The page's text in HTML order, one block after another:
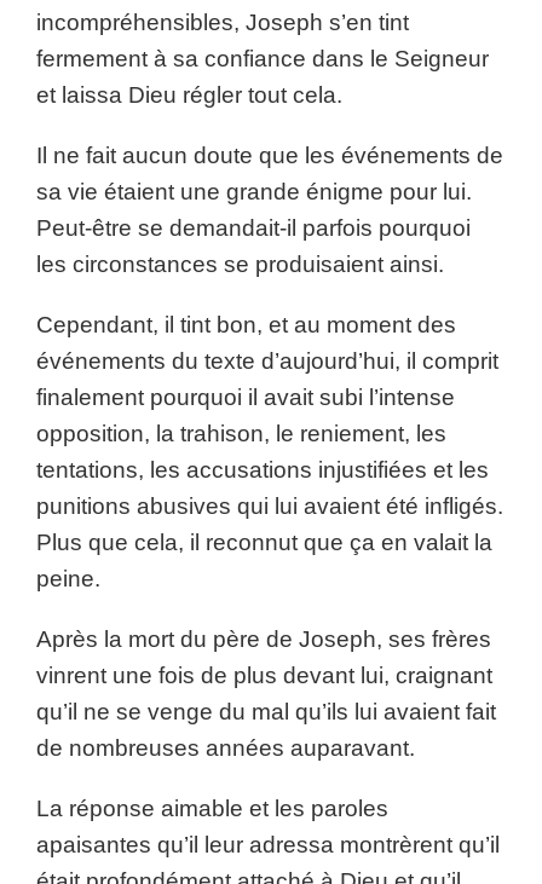
incompréhensibles, Joseph s’en tint
fermement à sa confiance dans le Seigneur
et laissa Dieu régler tout cela.
Il ne fait aucun doute que les événements de
sa vie étaient une grande énigme pour lui.
Peut-être se demandait-il parfois pourquoi
les circonstances se produisaient ainsi.
Cependant, il tint bon, et au moment des
événements du texte d’aujourd’hui, il comprit
finalement pourquoi il avait subi l’intense
opposition, la trahison, le reniement, les
tentations, les accusations injustifiées et les
punitions abusives qui lui avaient été infligés.
Plus que cela, il reconnut que ça en valait la
peine.
Après la mort du père de Joseph, ses frères
vinrent une fois de plus devant lui, craignant
qu’il ne se venge du mal qu’ils lui avaient fait
de nombreuses années auparavant.
La réponse aimable et les paroles
apaisantes qu’il leur adressa montrèrent qu’il